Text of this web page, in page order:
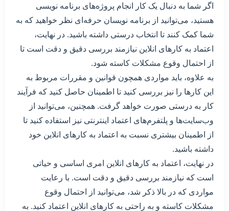
اگر شما به دنبال یک کار انجام پروژه‌های برنامه نویسی
هستید، می‌توانید از برنامه نویسان حرفه‌ای نظر خواهید که به
شما کمک کنند تا انتخاب درستی داشته باشید. در نهایت،
اعتماد به کارهای انلاین نیازمند بررسی دقیق و دقت است تا
از احتمال وقوع مشکلات کاسته شود.
به علاوه، باید مواردی همچون قوانین و مقررات مربوط به
این کارها را نیز بررسی کنید تا اطمینان حاصل کنید که فرآیند
کار به درستی صورت خواهد گرفت. همچنین، می‌توانید از
وب‌سایت‌ها و پلتفرم‌های اعتماد اینترنتی نیز استفاده کنید تا
از اطمینان بیشتری نسبت به اعتماد به کارهای انلاین خود
داشته باشید.
در نهایت، اعتماد به کارهای انلاین امری اساسی و حیاتی
است که نیازمند بررسی دقیق و دقت است. با رعایت
مواردی که در بالا ذکر شد، می‌توانید از احتمال وقوع
مشکلات کاسته و به راحتی به کارهای انلاین اعتماد کنید. به